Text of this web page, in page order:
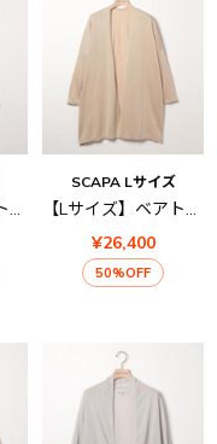
【Lサイズ】ベアトリスニットカーディガン
SCAPA Lサイズ
【Lサイズ】ベアトリスニットカーディガン
¥26,400
50%OFF